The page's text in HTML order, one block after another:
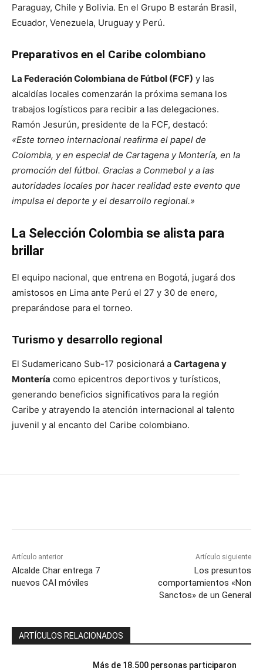
Paraguay, Chile y Bolivia. En el Grupo B estarán Brasil,
Ecuador, Venezuela, Uruguay y Perú.
Preparativos en el Caribe colombiano
La Federación Colombiana de Fútbol (FCF) y las
alcaldías locales comenzarán la próxima semana los
trabajos logísticos para recibir a las delegaciones.
Ramón Jesurún, presidente de la FCF, destacó:
«Este torneo internacional reafirma el papel de
Colombia, y en especial de Cartagena y Montería, en la
promoción del fútbol. Gracias a Conmebol y a las
autoridades locales por hacer realidad este evento que
impulsa el deporte y el desarrollo regional.»
La Selección Colombia se alista para
brillar
El equipo nacional, que entrena en Bogotá, jugará dos
amistosos en Lima ante Perú el 27 y 30 de enero,
preparándose para el torneo.
Turismo y desarrollo regional
El Sudamericano Sub-17 posicionará a Cartagena y
Montería como epicentros deportivos y turísticos,
generando beneficios significativos para la región
Caribe y atrayendo la atención internacional al talento
juvenil y al encanto del Caribe colombiano.
Artículo anterior
Alcalde Char entrega 7
nuevos CAI móviles
Artículo siguiente
Los presuntos
comportamientos «Non
Sanctos» de un General
ARTÍCULOS RELACIONADOS
Más de 18.500 personas participaron